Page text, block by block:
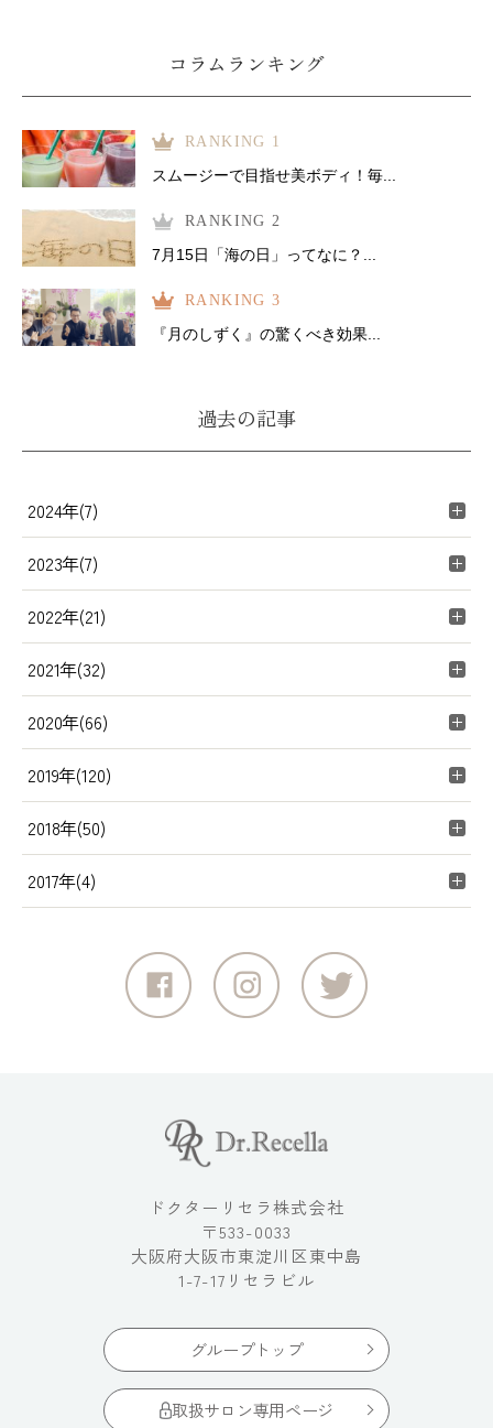
コラムランキング
RANKING 1
スムージーで目指せ美ボディ！毎...
RANKING 2
7月15日「海の日」ってなに？...
RANKING 3
『月のしずく』の驚くべき効果...
過去の記事
2024年(7)
2023年(7)
2022年(21)
2021年(32)
2020年(66)
2019年(120)
2018年(50)
2017年(4)
ドクターリセラ株式会社
〒533-0033
大阪府大阪市東淀川区東中島
1-7-17リセラビル
グループトップ
取扱サロン専用ページ